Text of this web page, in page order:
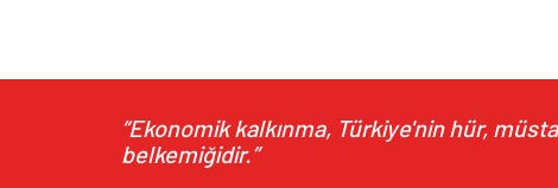
“Ekonomik kalkınma, Türkiye'nin hür,
belkemiğidir.”